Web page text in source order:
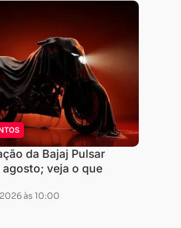
da Bajaj Pulsar
agosto; veja o que
às 10:00